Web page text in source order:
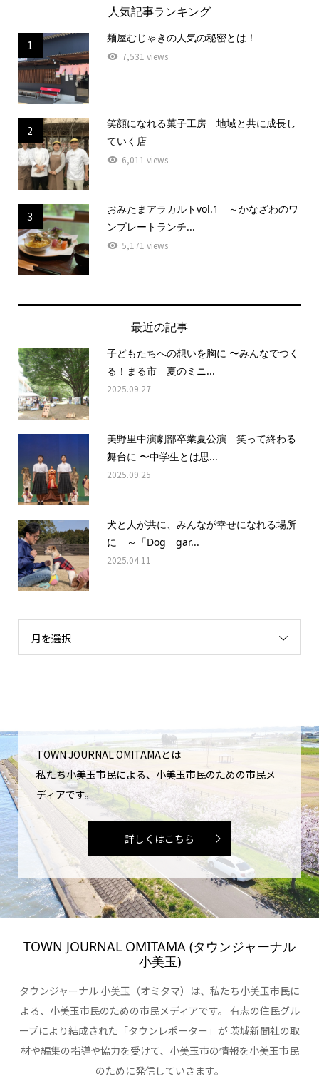
人気記事ランキング
1
麺屋むじゃきの人気の秘密とは！
7,531 views
2
笑顔になれる菓子工房 地域と共に成長し
ていく店
6,011 views
3
おみたまアラカルトvol.1 ～かなざわのワ
ンプレートランチ...
5,171 views
最近の記事
子どもたちへの想いを胸に 〜みんなでつく
る！まる市 夏のミニ...
2025.09.27
美野里中演劇部卒業夏公演 笑って終わる
舞台に 〜中学生とは思...
2025.09.25
犬と人が共に、みんなが幸せになれる場所
に ～「Dog gar...
2025.04.11
月を選択
TOWN JOURNAL OMITAMAとは
私たち小美玉市民による、小美玉市民のための市民メ
ディアです。
詳しくはこちら
TOWN JOURNAL OMITAMA (タウンジャーナル
小美玉)
タウンジャーナル 小美玉（オミタマ）は、私たち小美玉市民に
よる、小美玉市民のための市民メディアです。 有志の住民グル
ープにより結成された「タウンレポーター」が 茨城新聞社の取
材や編集の指導や協力を受けて、小美玉市の情報を小美玉市民
のために発信していきます。